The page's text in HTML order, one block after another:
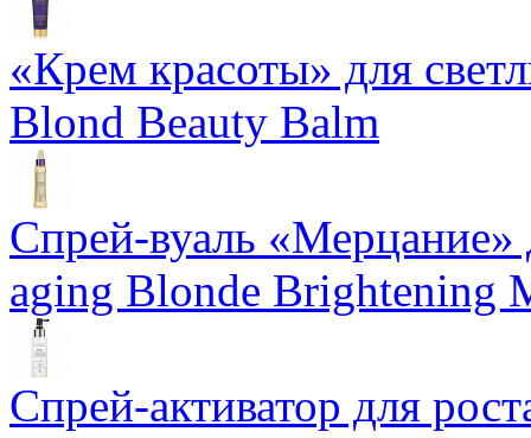
«Крем красоты» для
Blond Beauty Balm
Спрей-вуаль «Мерцание»
aging Blonde Brightening
Спрей-активатор для